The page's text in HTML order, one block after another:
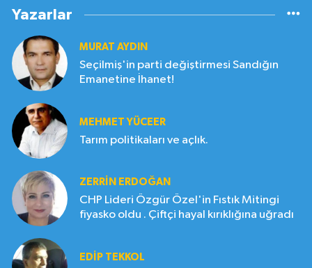
Yazarlar
MURAT AYDIN
Seçilmiş'in parti değiştirmesi Sandığın
Emanetine İhanet!
MEHMET YÜCEER
Tarım politikaları ve açlık.
ZERRIN ERDOĞAN
CHP Lideri Özgür Özel'in Fıstık Mitingi
fiyasko oldu . Çiftçi hayal kırıklığına uğradı
EDIP TEKKOL